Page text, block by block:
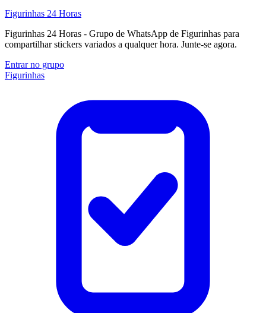
Figurinhas 24 Horas
Figurinhas 24 Horas - Grupo de WhatsApp de Figurinhas para
compartilhar stickers variados a qualquer hora. Junte-se agora.
Entrar no grupo
Figurinhas